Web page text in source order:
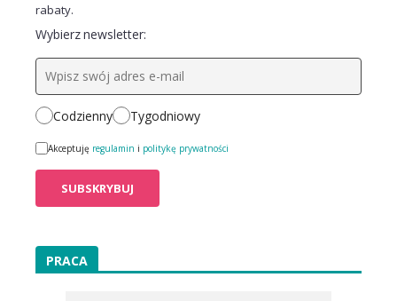
rabaty.
Wybierz newsletter:
Codzienny Tygodniowy
Akceptuję regulamin i politykę prywatności
PRACA